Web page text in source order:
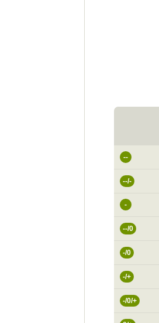
--
--/-
-
--/0
-/0
-/+
-/0/+